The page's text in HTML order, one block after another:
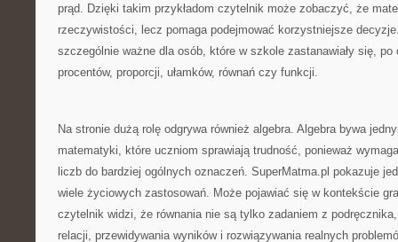
prąd. Dzięki takim przykładom czytelnik może zobaczyć, że
rzeczywistości, lecz pomaga podejmować korzystniejsze
szczególnie ważne dla osób, które w szkole zastanawiały się, po
procentów, proporcji, ułamków, równań czy funkcji.
Na stronie dużą rolę odgrywa również algebra. Algebra bywa
matematyki, które uczniom sprawiają trudność, ponieważ
liczb do bardziej ogólnych oznaczeń. SuperMatma.pl pokazuje
wiele życiowych zastosowań. Może pojawiać się w kontekście
czytelnik widzi, że równania nie są tylko zadaniem z
relacji, przewidywania wyników i rozwiązywania realnych